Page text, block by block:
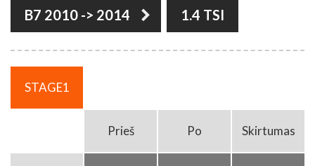
B7 2010 -> 2014 1.4 TSI
STAGE1
Prieš Po Skirtumas